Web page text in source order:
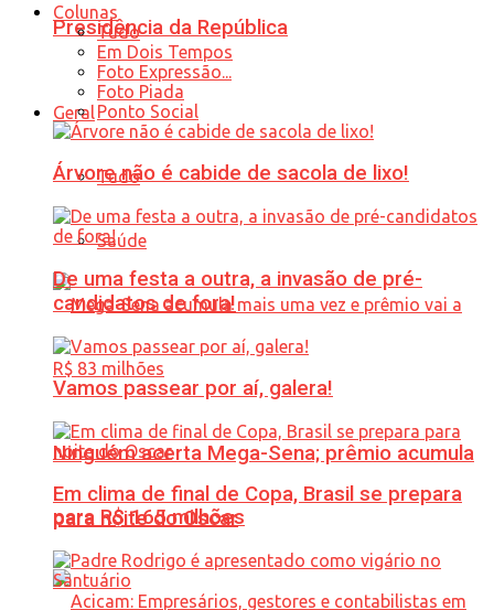
Presidência da República
Geral
Tudo
Saúde
Ninguém acerta Mega-Sena; prêmio acumula
para R$ 165 milhões
Colunas
Tudo
Em Dois Tempos
Foto Expressão...
Foto Piada
Ponto Social
Árvore não é cabide de sacola de lixo!
De uma festa a outra, a invasão de pré-
candidatos de fora!
Vamos passear por aí, galera!
Em clima de final de Copa, Brasil se prepara
para noite do Oscar